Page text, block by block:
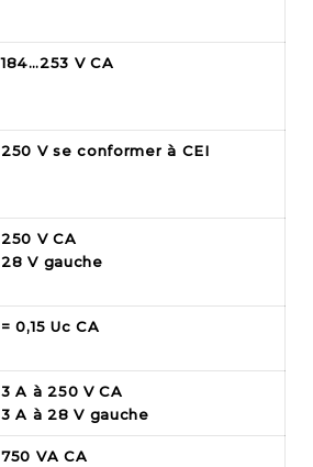
184…253 V CA
250 V se conformer à CEI
250 V CA
28 V gauche
= 0,15 Uc CA
3 A à 250 V CA
3 A à 28 V gauche
750 VA CA